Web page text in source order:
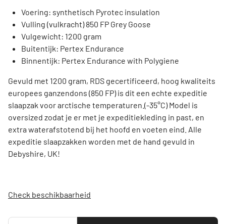
Voering: synthetisch Pyrotec insulation
Vulling (vulkracht) 850 FP Grey Goose
Vulgewicht: 1200 gram
Buitentijk: Pertex Endurance
Binnentijk: Pertex Endurance with Polygiene
Gevuld met 1200 gram, RDS gecertificeerd, hoog kwaliteits
europees ganzendons (850 FP) is dit een echte expeditie
slaapzak voor arctische temperaturen.(-35°C) Model is
oversized zodat je er met je expeditiekleding in past, en
extra waterafstotend bij het hoofd en voeten eind. Alle
expeditie slaapzakken worden met de hand gevuld in
Debyshire, UK!